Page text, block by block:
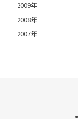
2009年
2008年
2007年